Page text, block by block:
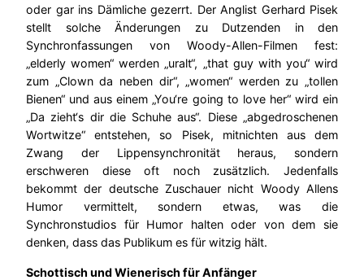
oder gar ins Dämliche gezerrt. Der Anglist Gerhard Pisek
stellt solche Änderungen zu Dutzenden in den
Synchronfassungen von Woody-Allen-Filmen fest:
„elderly women“ werden „uralt“, „that guy with you“ wird
zum „Clown da neben dir“, „women“ werden zu „tollen
Bienen“ und aus einem „You‘re going to love her“ wird ein
„Da zieht‘s dir die Schuhe aus“. Diese „abgedroschenen
Wortwitze“ entstehen, so Pisek, mitnichten aus dem
Zwang der Lippensynchronität heraus, sondern
erschweren diese oft noch zusätzlich. Jedenfalls
bekommt der deutsche Zuschauer nicht Woody Allens
Humor vermittelt, sondern etwas, was die
Synchronstudios für Humor halten oder von dem sie
denken, dass das Publikum es für witzig hält.
Schottisch und Wienerisch für Anfänger